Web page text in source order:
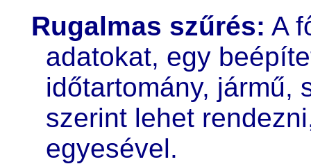
Rugalmas szűrés: A
adatokat, egy
időtartomány, jármű,
szerint lehet
egyesével.